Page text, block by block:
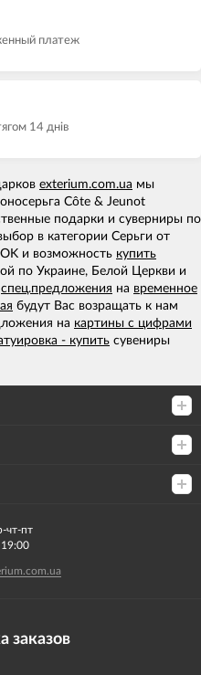
платеж
14 днів
exterium.com.ua мы
Côte & Jeunot
подарки и суверниры по
в категории Серьги от
и возможность купить
по Украине, Белой Церкви и
спец.предложения на временное
будут Вас возращать к нам
на картины с цифрами
- купить сувениры
чт-пт
заказов